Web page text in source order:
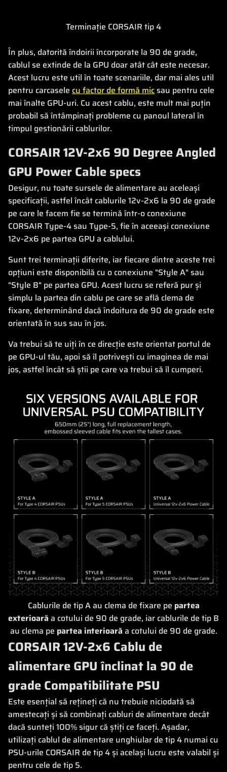
Terminație CORSAIR tip 4
În plus, datorită îndoirii încorporate la 90 de grade,
cablul se extinde de la GPU doar atât cât este necesar.
Acest lucru este util în toate scenariile, dar mai ales util
pentru carcasele cu factor de formă micsau pentru cele
mai înalte GPU-uri. Cu acest cablu, este mult mai puțin
probabil să întâmpinați probleme cu panoul lateral în
timpul gestionării cablurilor.
CORSAIR 12V-2x6 90 Degree Angled
GPU Power Cable specs
Desigur, nu toate sursele de alimentare au aceleași
specificații, astfel încât cablurile 12v-2x6 la 90 de grade
pe care le facem fie se termină într-o conexiune
CORSAIR Type-4 sau Type-5, fie în aceeași conexiune
12v-2x6 pe partea GPU a cablului.
Sunt trei terminații diferite, iar fiecare dintre aceste trei
opțiuni este disponibilă cu o conexiune "Style A" sau
"Style B" pe partea GPU. Acest lucru se referă pur și
simplu la partea din cablu pe care se află clema de
fixare, determinând dacă îndoitura de 90 de grade este
orientată în sus sau în jos.
Va trebui să te uiți în ce direcție este orientat portul de
pe GPU-ul tău, apoi să îl potrivești cu imaginea de mai
jos, astfel încât să știi pe care va trebui să îl cumperi.
Cablurile de tip A au clema de fixare pe partea
exterioară a cotului de 90 de grade, iar cablurile de tip B
au clema pe partea interioară a cotului de 90 de grade.
CORSAIR 12V-2x6 Cablu de
alimentare GPU înclinat la 90 de
grade Compatibilitate PSU
Este esențial să rețineți că nu trebuie niciodată să
amestecați și să combinați cabluri de alimentare decât
dacă sunteți 100% sigur că știți ce faceți. Așadar,
utilizați cablul de alimentare unghiular de tip 4 numai cu
PSU-urile CORSAIR de tip 4 și același lucru este valabil și
pentru cele de tip 5.